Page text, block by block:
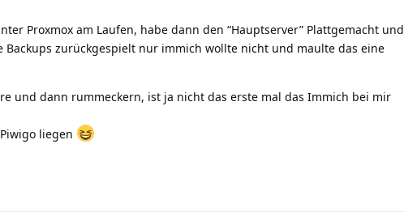
Proxmox am Laufen, habe dann den “Hauptserver” Plattgemacht und
Backups zurückgespielt nur immich wollte nicht und maulte das eine
und dann rummeckern, ist ja nicht das erste mal das Immich bei mir
liegen